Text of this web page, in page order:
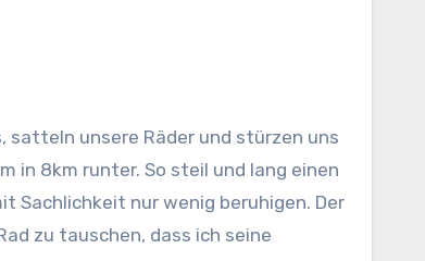
satteln unsere Räder und stürzen uns
in 8km runter. So steil und lang einen
Sachlichkeit nur wenig beruhigen. Der
zu tauschen, dass ich seine